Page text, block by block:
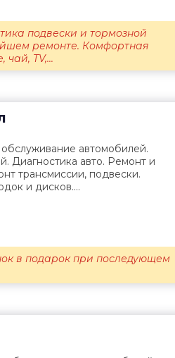
подвески и тормозной
ремонте. Комфортная
TV,...
автомобилей.
Диагностика авто. Ремонт и
трансмиссии, подвески.
и дисков....
в подарок при последующем